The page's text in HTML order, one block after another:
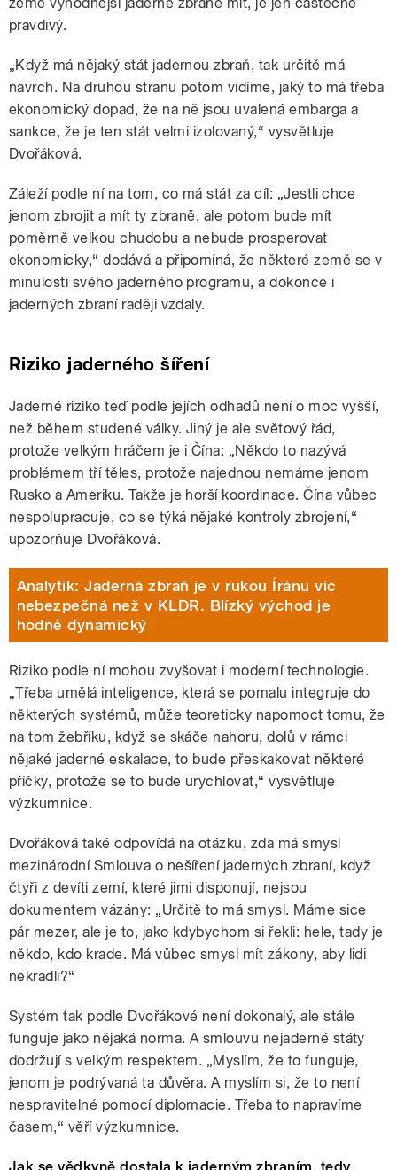
pravdivý.
„Když má nějaký stát jadernou zbraň, tak určitě má
navrch. Na druhou stranu potom vidíme, jaký to má třeba
ekonomický dopad, že na ně jsou uvalená embarga a
sankce, že je ten stát velmi izolovaný,“ vysvětluje
Dvořáková.
Záleží podle ní na tom, co má stát za cíl: „Jestli chce
jenom zbrojit a mít ty zbraně, ale potom bude mít
poměrně velkou chudobu a nebude prosperovat
ekonomicky,“ dodává a připomíná, že některé země se v
minulosti svého jaderného programu, a dokonce i
jaderných zbraní raději vzdaly.
Riziko jaderného šíření
Jaderné riziko teď podle jejích odhadů není o moc vyšší,
než během studené války. Jiný je ale světový řád,
protože velkým hráčem je i Čína: „Někdo to nazývá
problémem tří těles, protože najednou nemáme jenom
Rusko a Ameriku. Takže je horší koordinace. Čína vůbec
nespolupracuje, co se týká nějaké kontroly zbrojení,“
upozorňuje Dvořáková.
Analytik: Jaderná zbraň je v rukou Íránu víc
nebezpečná než v KLDR. Blízký východ je
hodně dynamický
Riziko podle ní mohou zvyšovat i moderní technologie.
„Třeba umělá inteligence, která se pomalu integruje do
některých systémů, může teoreticky napomoct tomu, že
na tom žebříku, když se skáče nahoru, dolů v rámci
nějaké jaderné eskalace, to bude přeskakovat některé
příčky, protože se to bude urychlovat,“ vysvětluje
výzkumnice.
Dvořáková také odpovídá na otázku, zda má smysl
mezinárodní Smlouva o nešíření jaderných zbraní, když
čtyři z devíti zemí, které jimi disponují, nejsou
dokumentem vázány: „Určitě to má smysl. Máme sice
pár mezer, ale je to, jako kdybychom si řekli: hele, tady je
někdo, kdo krade. Má vůbec smysl mít zákony, aby lidi
nekradli?“
Systém tak podle Dvořákové není dokonalý, ale stále
funguje jako nějaká norma. A smlouvu nejaderné státy
dodržují s velkým respektem. „Myslím, že to funguje,
jenom je podrývaná ta důvěra. A myslím si, že to není
nespravitelné pomocí diplomacie. Třeba to napravíme
časem,“ věří výzkumnice.